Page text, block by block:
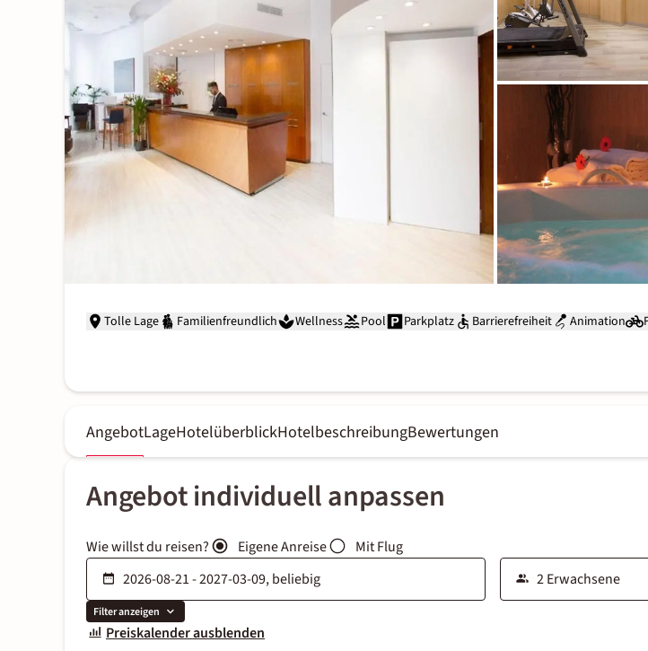
Tolle Lage Familienfreundlich Wellness Pool Parkplatz Barrierefreiheit Animation
AngebotLageHotelüberblickHotelbeschreibungBewertungen
Angebot individuell anpassen
Wie willst du reisen? Eigene Anreise Mit Flug
Filter anzeigen
Preiskalender ausblenden